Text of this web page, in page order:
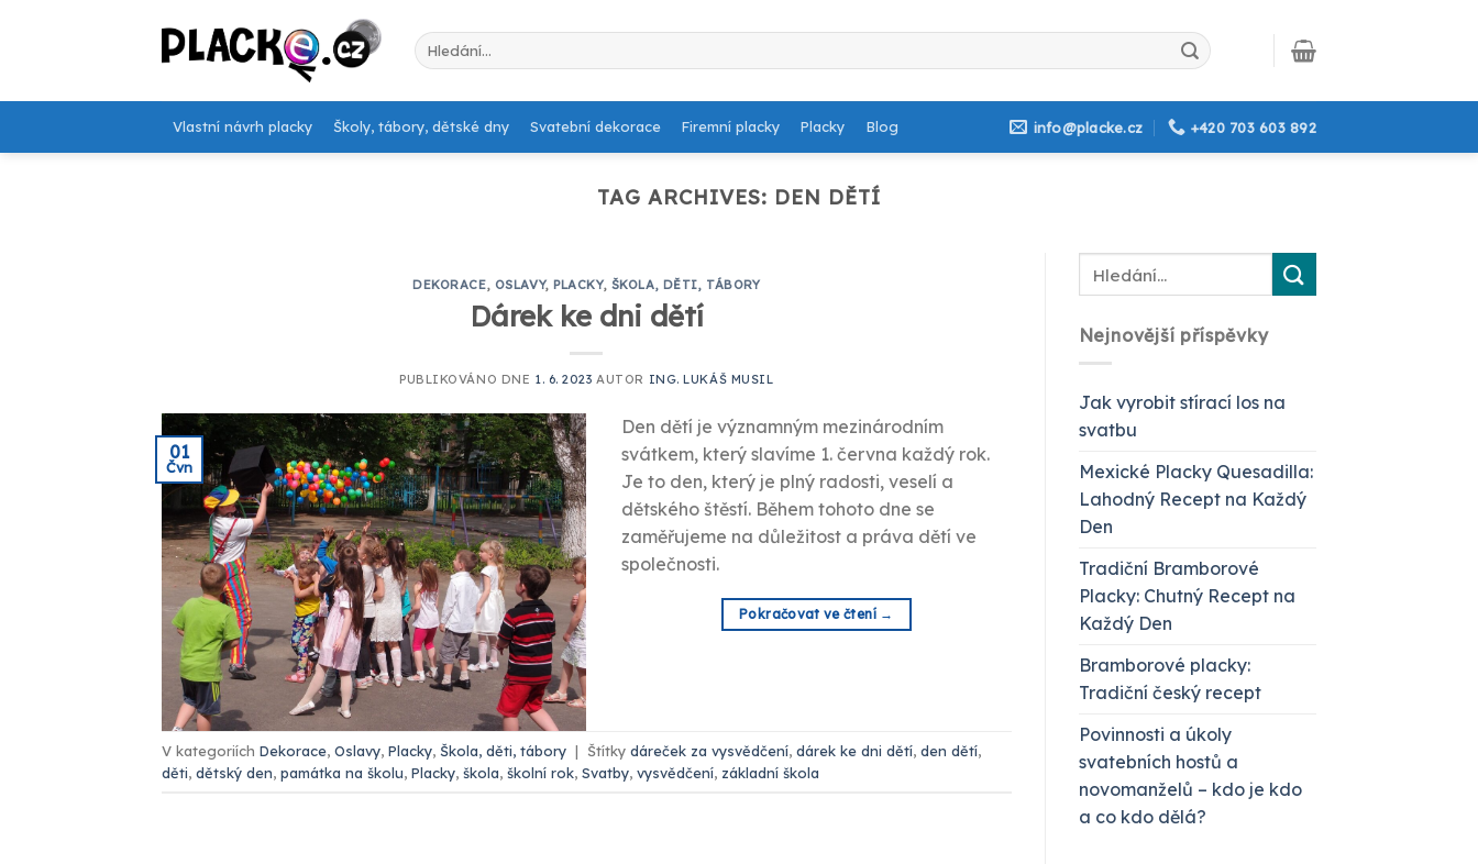
Hledat:
Vlastní návrh placky Školy, tábory, dětské dny Svatební dekorace Firemní placky Placky Blog info@placke.cz +420 703 603 892
TAG ARCHIVES: DEN DĚTÍ
DEKORACE, OSLAVY, PLACKY, ŠKOLA, DĚTI, TÁBORY
Dárek ke dni dětí
PUBLIKOVÁNO DNE 1. 6. 2023 AUTOR ING. LUKÁŠ MUSIL
01
Čvn
Den dětí je významným mezinárodním
svátkem, který slavíme 1. června každý rok.
Je to den, který je plný radosti, veselí a
dětského štěstí. Během tohoto dne se
zaměřujeme na důležitost a práva dětí ve
společnosti.
Pokračovat ve čtení →
V kategoriích Dekorace, Oslavy, Placky, Škola, děti, tábory | Štítky dáreček za vysvědčení, dárek ke dni dětí, den dětí,
děti, dětský den, památka na školu, Placky, škola, školní rok, Svatby, vysvědčení, základní škola
Nejnovější příspěvky
Jak vyrobit stírací los na
svatbu
Mexické Placky Quesadilla:
Lahodný Recept na Každý
Den
Tradiční Bramborové
Placky: Chutný Recept na
Každý Den
Bramborové placky:
Tradiční český recept
Povinnosti a úkoly
svatebních hostů a
novomanželů – kdo je kdo
a co kdo dělá?